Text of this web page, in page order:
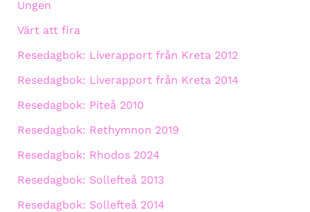
Ungen
Värt att fira
Resedagbok: Liverapport från Kreta 2012
Resedagbok: Liverapport från Kreta 2014
Resedagbok: Piteå 2010
Resedagbok: Rethymnon 2019
Resedagbok: Rhodos 2024
Resedagbok: Sollefteå 2013
Resedagbok: Sollefteå 2014